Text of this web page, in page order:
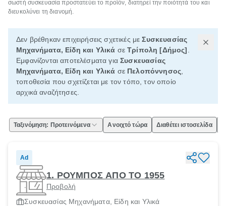
σωστή συσκευασία προστατεύει το προϊόν, διατηρεί την ποιότητά του και
διευκολύνει τη διανομή.
Δεν βρέθηκαν επιχειρήσεις σχετικές μεΣυσκευασίας
Μηχανήματα, Είδη και Υλικά σεΤρίπολη [Δήμος]
Εμφανίζονται αποτελέσματα γιαΣυσκευασίας
Μηχανήματα, Είδη και Υλικά σε Πελοπόννησος
τοποθεσία που σχετίζεται με τον τόπο, τον οποίο
αρχικά αναζήτησες.
Ταξινόμηση: Προτεινόμενα Ανοιχτό τώρα Διαθέτει ιστοσελίδα
Ad
1. ΡΟΥΜΠΟΣ ΑΠΟ ΤΟ 1955
Προβολή
Συσκευασίας Μηχανήματα, Είδη και Υλικά